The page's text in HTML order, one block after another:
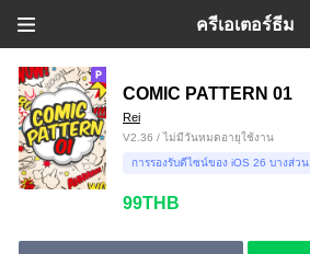
ครีเอเตอร์ธีม
COMIC PATTERN 01
Rei
V2.36 / ไม่มีวันหมดอายุใช้งาน
การรองรับดีไซน์ของ iOS 26 บางส่วน
99THB